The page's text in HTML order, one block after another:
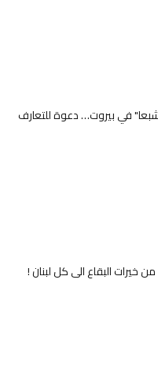
في بيروت… دعوة للتعارف
خيرات البقاع الى كل لبنان !